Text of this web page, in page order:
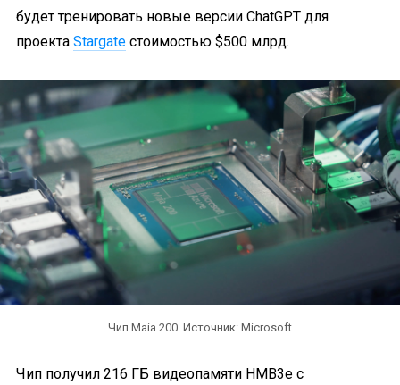
будет тренировать новые версии ChatGPT для
проекта Stargate стоимостью $500 млрд.
Чип Maia 200. Источник: Microsoft
Чип получил 216 ГБ видеопамяти HMB3e с